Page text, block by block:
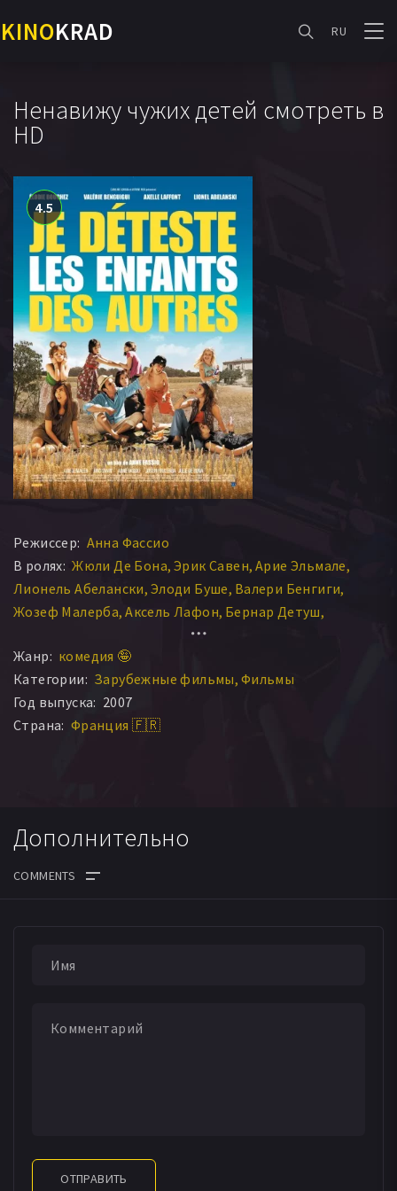
KINOKRAD RU
Ненавижу чужих детей смотреть в
HD
4.5
Режиссер: Анна Фассио
В ролях: Жюли Де Бона Эрик Савен Арие Эльмале
Лионель Абелански Элоди Буше Валери Бенгиги
Жозеф Малерба Аксель Лафон Бернар Детуш
Арие Эльмалех
Бартелеми Гийемар
Marie-Elisabeth Bronn Канелль Карр-Кассейн
Violette Rabiers du Villars
Антонин Фассио Скай Коттис
Жанр: комедия 🤪
Категории: Зарубежные фильмы Фильмы
Год выпуска: 2007
Страна: Франция 🇫🇷
Дополнительно
ОТПРАВИТЬ